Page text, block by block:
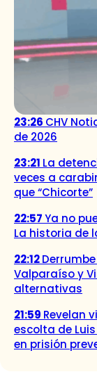
23:26 CHV
de 2026
23:21 La
veces a
que “Chicorte”
22:57Ya no
La historia de
22:12
Valparaíso y
alternativas
21:59 Revelan
escolta de
en prisión